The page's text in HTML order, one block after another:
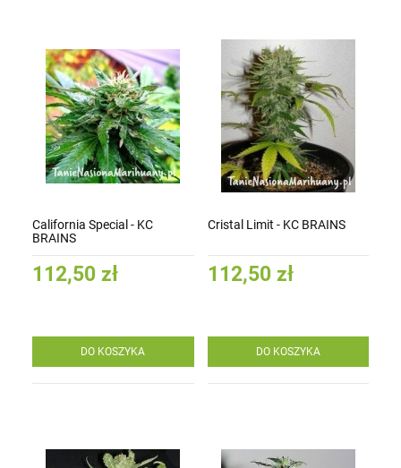
California Special - KC
BRAINS
112,50 zł
DO KOSZYKA
Cristal Limit - KC BRAINS
112,50 zł
DO KOSZYKA